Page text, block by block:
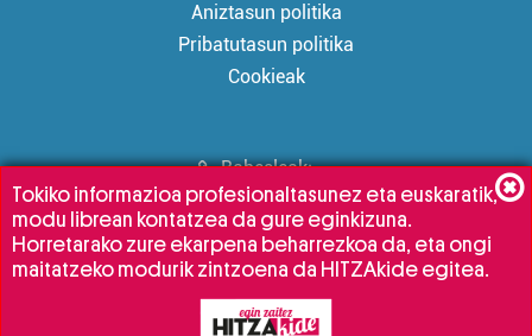
Aniztasun politika
Pribatutasun politika
Cookieak
Babesleak:
Tokiko informazioa profesionaltasunez eta euskaratik,
modu librean kontatzea da gure eginkizuna.
Horretarako zure ekarpena beharrezkoa da, eta ongi
maitatzeko modurik zintzoena da HITZAkide egitea.